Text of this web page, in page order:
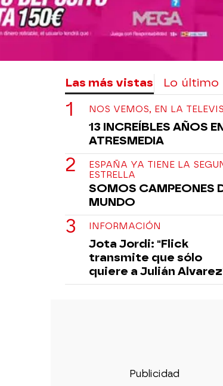
Las más vistas Lo último
NOS VEMOS, EN LA
13 INCREÍBLES AÑOS
ATRESMEDIA
ESPAÑA YA TIENE LA
ESTRELLA
SOMOS CAMPEONES
MUNDO
INFORMACIÓN
Jota Jordi: "Flick
transmite que sólo
quiere a Julián